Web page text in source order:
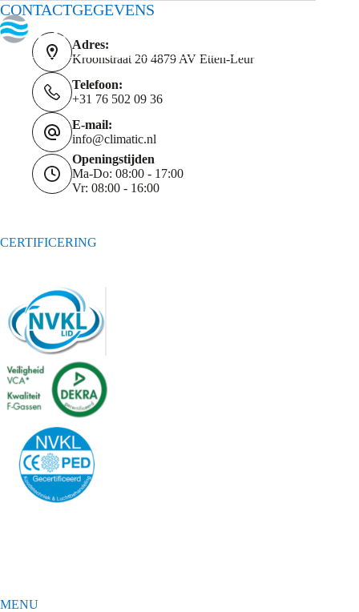
CONTACTGEGEVENS
Adres:
Kroonstraat 20 4879 AV Etten-Leur
Telefoon:
+31 76 502 09 36
E-mail:
info@climatic.nl
Openingstijden
Ma-Do: 08:00 - 17:00
Vr: 08:00 - 16:00
CERTIFICERING
MENU